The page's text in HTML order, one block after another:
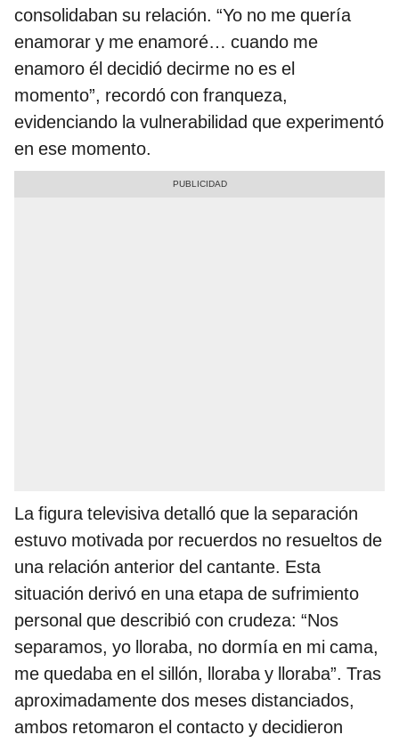
consolidaban su relación. “Yo no me quería
enamorar y me enamoré… cuando me
enamoro él decidió decirme no es el
momento”, recordó con franqueza,
evidenciando la vulnerabilidad que experimentó
en ese momento.
La figura televisiva detalló que la separación
estuvo motivada por recuerdos no resueltos de
una relación anterior del cantante. Esta
situación derivó en una etapa de sufrimiento
personal que describió con crudeza: “Nos
separamos, yo lloraba, no dormía en mi cama,
me quedaba en el sillón, lloraba y lloraba”. Tras
aproximadamente dos meses distanciados,
ambos retomaron el contacto y decidieron